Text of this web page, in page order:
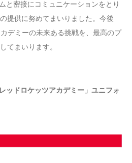
と密接にコミュニケーションをとり
提供に努めてまいりました。今後
デミーの未来ある挑戦を、最高のプ
てまいります。
ッドロケッツアカデミー」ユニフォ